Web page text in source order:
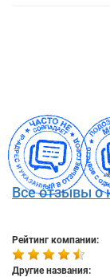
Все отзывы о
Рейтинг компании:
Другие названия: